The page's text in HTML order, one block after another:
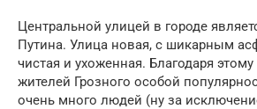
Центральной улицей в городе
Путина. Улица новая, с шикарным
чистая и ухоженная. Благодаря
жителей Грозного особой
очень много людей (ну за